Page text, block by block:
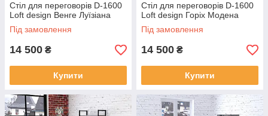
Стіл для переговорів D-1600
Loft design Венге Луїзіана
Під замовлення
14 500 ₴
Купити
Стіл для переговорів D-1600
Loft design Горіх Модена
Під замовлення
14 500 ₴
Купити